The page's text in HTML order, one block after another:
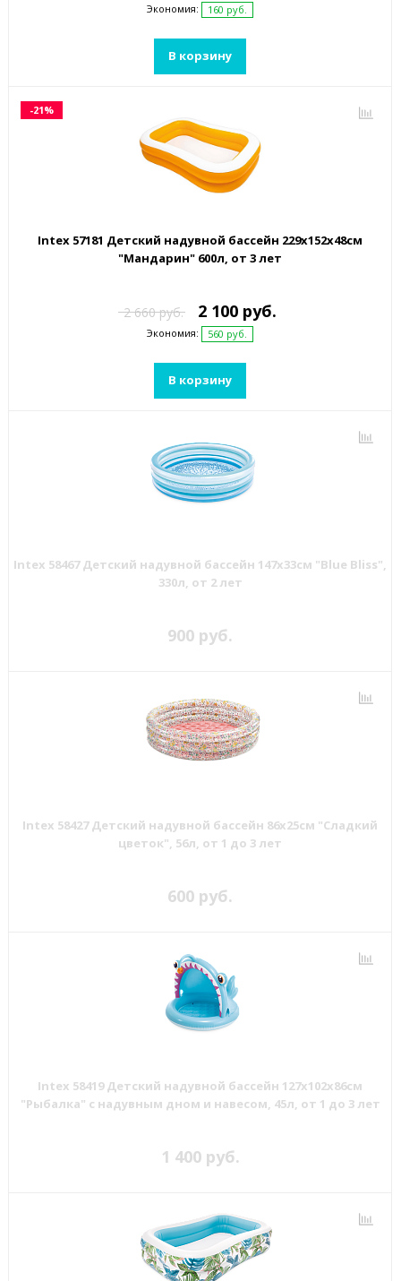
Экономия: 160 руб.
В корзину
-21%
Intex 57181 Детский надувной бассейн 229х152х48см
"Мандарин" 600л, от 3 лет
2 660 руб. 2 100 руб.
Экономия: 560 руб.
В корзину
Intex 58467 Детский надувной бассейн 147х33см "Blue Bliss",
330л, от 2 лет
900 руб.
Intex 58427 Детский надувной бассейн 86х25см "Сладкий
цветок", 56л, от 1 до 3 лет
600 руб.
Intex 58419 Детский надувной бассейн 127х102х86см
"Рыбалка" с надувным дном и навесом, 45л, от 1 до 3 лет
1 400 руб.